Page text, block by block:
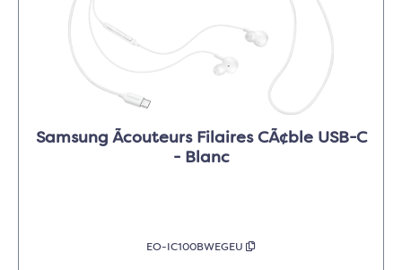
Samsung Ãcouteurs Filaires CÃ¢ble USB-C
- Blanc
EO-IC100BWEGEU